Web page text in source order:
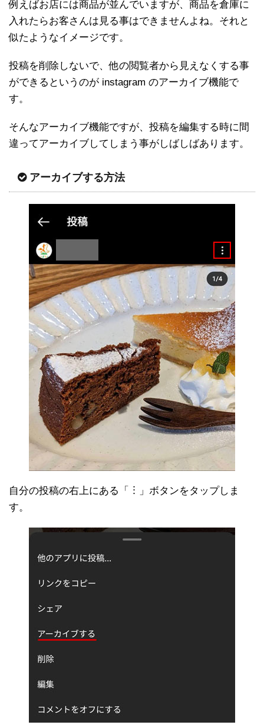
例えばお店には商品が並んでいますが、商品を倉庫に
入れたらお客さんは見る事はできませんよね。それと
似たようなイメージです。
投稿を削除しないで、他の閲覧者から見えなくする事
ができるというのが instagram のアーカイブ機能で
す。
そんなアーカイブ機能ですが、投稿を編集する時に間
違ってアーカイブしてしまう事がしばしばあります。
アーカイブする方法
自分の投稿の右上にある「︙」ボタンをタップしま
す。